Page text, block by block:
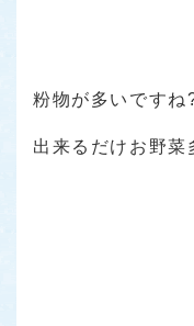
粉物が多いですね
出来るだけお野菜